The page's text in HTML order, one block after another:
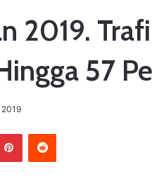
2019.
57
2019